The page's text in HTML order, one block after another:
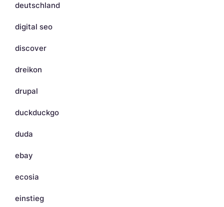
deutschland
digital seo
discover
dreikon
drupal
duckduckgo
duda
ebay
ecosia
einstieg